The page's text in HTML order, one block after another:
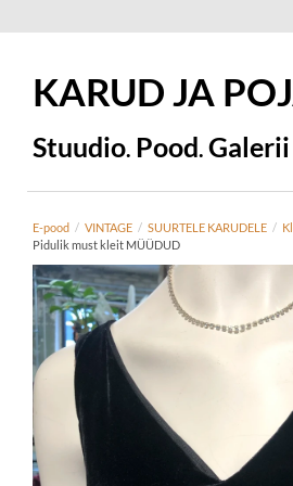
KARUD JA
Stuudio. Pood. Galerii
E-pood / VINTAGE / SUURTELE KARUDELE /
Pidulik must kleit MÜÜDUD